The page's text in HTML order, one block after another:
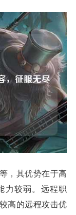
，其优势在于高
力较弱。远程职
高的远程攻击优